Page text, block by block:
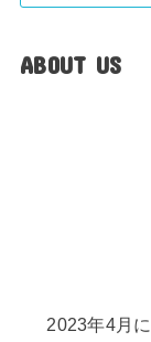
ABOUT US
2023年4月